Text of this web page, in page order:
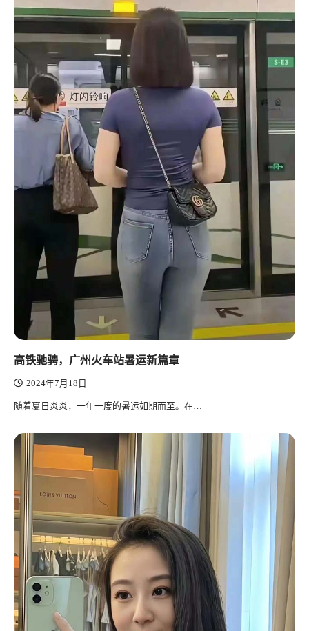
高铁驰骋，广州火车站暑运新篇章
2024年7月18日
随着夏日炎炎，一年一度的暑运如期而至。在…